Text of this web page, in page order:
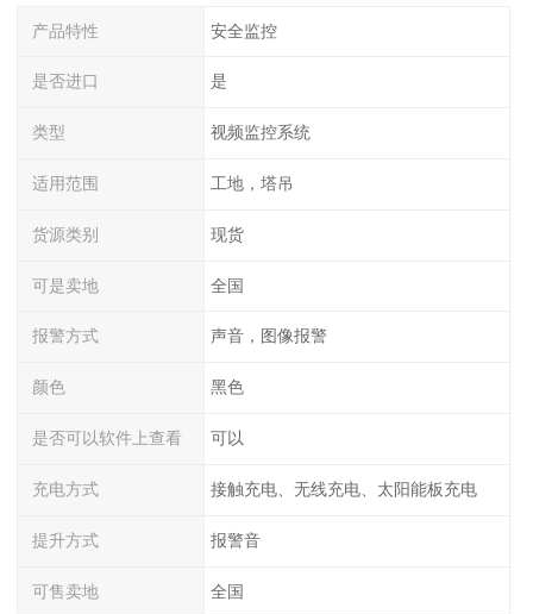
产品特性 安全监控
是否进口 是
类型 视频监控系统
适用范围 工地，塔吊
货源类别 现货
可是卖地 全国
报警方式 声音，图像报警
颜色 黑色
是否可以软件上查看 可以
充电方式 接触充电、无线充电、太阳能板充电
提升方式 报警音
可售卖地 全国